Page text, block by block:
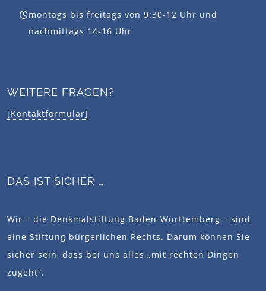
montags bis freitags von 9:30-12 Uhr und
nachmittags 14-16 Uhr
WEITERE FRAGEN?
[Kontaktformular]
DAS IST SICHER …
Wir – die Denkmalstiftung Baden-Württemberg – sind
eine Stiftung bürgerlichen Rechts. Darum können Sie
sicher sein, dass bei uns alles „mit rechten Dingen
zugeht“.